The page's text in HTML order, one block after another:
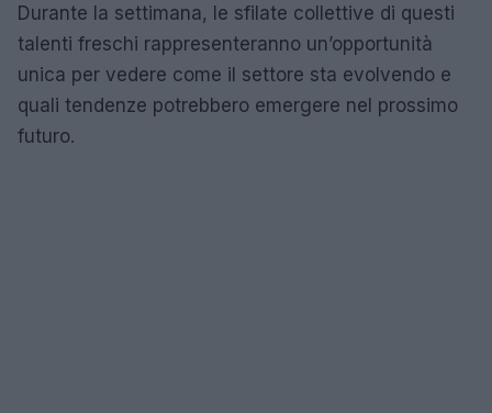
Durante la settimana, le sfilate collettive di questi
talenti freschi rappresenteranno un’opportunità
unica per vedere come il settore sta evolvendo e
quali tendenze potrebbero emergere nel prossimo
futuro.